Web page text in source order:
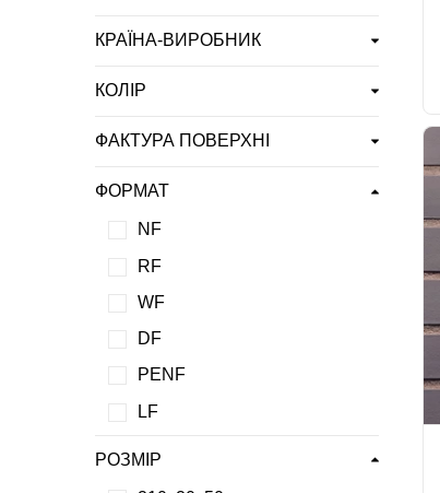
КРАЇНА-ВИРОБНИК
КОЛІР
ФАКТУРА ПОВЕРХНІ
ФОРМАТ
NF
RF
WF
DF
PENF
LF
РОЗМІР